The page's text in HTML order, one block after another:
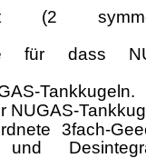
(2
für dass
Tankkugeln.
NUGAS-
3fach-